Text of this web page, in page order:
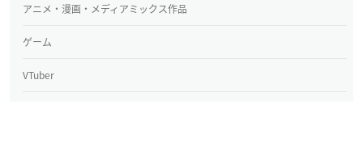
アニメ・漫画・メディアミックス作品
ゲーム
VTuber